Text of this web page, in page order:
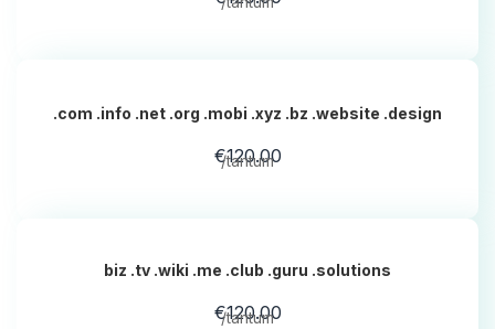
.com .info .net .org .mobi .xyz .bz .website .design
€120.00
/tantum
biz .tv .wiki .me .club .guru .solutions
€120.00
/tantum